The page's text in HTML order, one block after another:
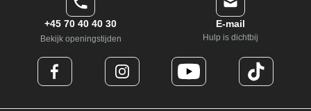
+45 70 40 40 30
Bekijk openingstijden
E-mail
Hulp is dichtbij